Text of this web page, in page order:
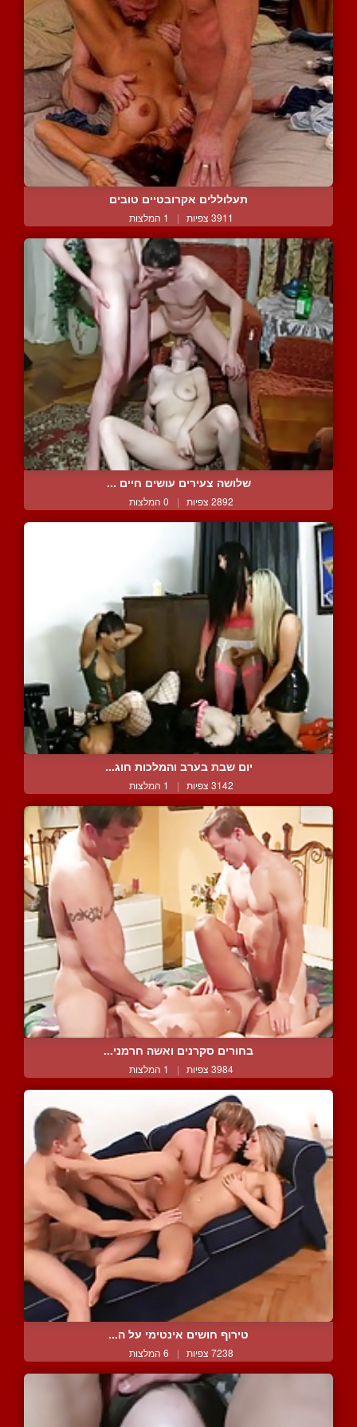
תעלוללים אקרובטיים טובים
3911 צפיות | 1 המלצות
שלושה צעירים עושים חיים ...
2892 צפיות | 0 המלצות
יום שבת בערב והמלכות חוג...
3142 צפיות | 1 המלצות
בחורים סקרנים ואשה חרמני...
3984 צפיות | 1 המלצות
טירוף חושים אינטימי על ה...
7238 צפיות | 6 המלצות